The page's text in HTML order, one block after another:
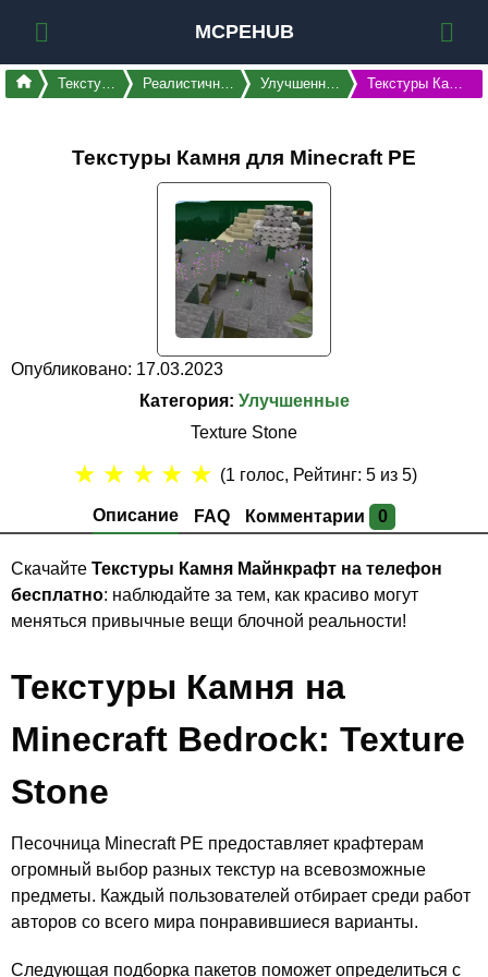
MCPEHUB
Текстуры Реалистичные Улучшенные Текстуры Камня
Текстуры Камня для Minecraft PE
Опубликовано: 17.03.2023
Категория: Улучшенные
Texture Stone
Описание FAQ Комментарии 0
★ ★ ★ ★ ★ (1 голос, Рейтинг:5 из 5)
Скачайте Текстуры Камня Майнкрафт на телефон
бесплатно: наблюдайте за тем, как красиво могут
меняться привычные вещи блочной реальности!
Текстуры Камня на
Minecraft Bedrock: Texture
Stone
Песочница Minecraft PE предоставляет крафтерам
огромный выбор разных текстур на всевозможные
предметы. Каждый пользователей отбирает среди работ
авторов со всего мира понравившиеся варианты.
Следующая подборка пакетов поможет определиться с